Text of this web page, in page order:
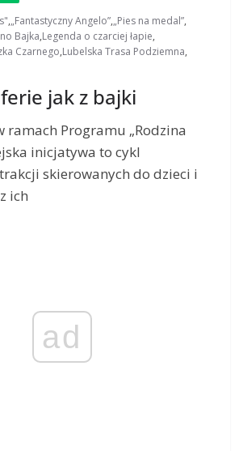
,„Fantastyczny Angelo”,„Pies na medal”,
Bajka,Legenda o czarciej łapie,
Czarnego,Lubelska Trasa Podziemna,
jak z bajki
ramach Programu „Rodzina
inicjatywa to cykl
skierowanych do dzieci i
ich
ad